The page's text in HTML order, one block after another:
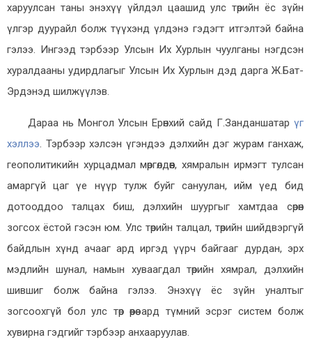
харуулсан таны энэхүү үйлдэл цаашид улс төрийн ёс зүйн
үлгэр дуурайл болж түүхэнд үлдэнэ гэдэгт итгэлтэй байна
гэлээ. Ингээд тэрбээр Улсын Их Хурлын чуулганы нэгдсэн
хуралдааны удирдлагыг Улсын Их Хурлын дэд дарга Ж.Бат-
Эрдэнэд шилжүүлэв.
Дараа нь Монгол Улсын Ерөнхий сайд Г.Занданшатар үг
хэллээ. Тэрбээр хэлсэн үгэндээ дэлхийн дэг журам ганхаж,
геополитикийн хурцадмал мөргөлдөөн, хямралын ирмэгт тулсан
амаргүй цаг үе нүүр тулж буйг сануулан, ийм үед бид
дотооддоо талцах биш, дэлхийн шуургыг хамтдаа сөрөн
зогсох ёстой гэсэн юм. Улс төрийн талцал, төрийн шийдвэргүй
байдлын хүнд ачааг ард иргэд үүрч байгааг дурдан, эрх
мэдлийн шунал, намын хуваагдал төрийн хямрал, дэлхийн
шившиг болж байна гэлээ. Энэхүү ёс зүйн уналтыг
зогсоохгүй бол улс төр өөрөө ард түмний эсрэг систем болж
хувирна гэдгийг тэрбээр анхааруулав.